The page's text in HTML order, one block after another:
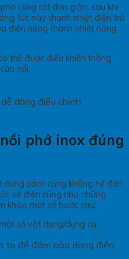
cũng rất đơn giản, sau khi
lúc này thanh nhiệt điện trở
điện năng thành nhiệt năng
thể được điều khiển thông
nồi.
dàng điều chỉnh
phở inox đúng
cách cũng không hề đơn
về điện cũng như những
khảo một số bước sau:
số vật dụng/dụng cụ:
to để đảm bảo dòng điện